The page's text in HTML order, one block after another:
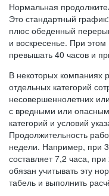
Нормальная
Это стандартный
плюс обеденный
и воскресенье. При
превышать 40 часов и
В некоторых компаниях
отдельных категорий
несовершеннолетних
с вредными или
категорий и условий
Продолжительность
недели. Например, при
составляет 7,2 часа, при
обязан учитывать эту
табель и выполнить